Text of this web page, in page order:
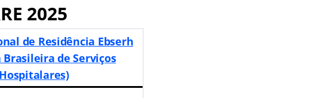
2025
de Residência Ebserh
Brasileira de Serviços
Hospitalares)